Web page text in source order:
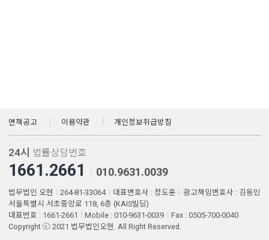
면책공고 이용약관 개인정보취급방침
24시 법률상담번호
1661.2661 010.9631.0039
법무법인 오현 264-81-33064 대표변호사 : 정도훈
광고책임변호사 : 김동민
서울특별시 서초중앙로 118, 6층 (KAIS빌딩)
대표번호 : 1661-2661
Mobile : 010-9631-0039
Fax : 0505-700-0040
Copyright ⓒ 2021 법무법인오현. All Right Reserved.